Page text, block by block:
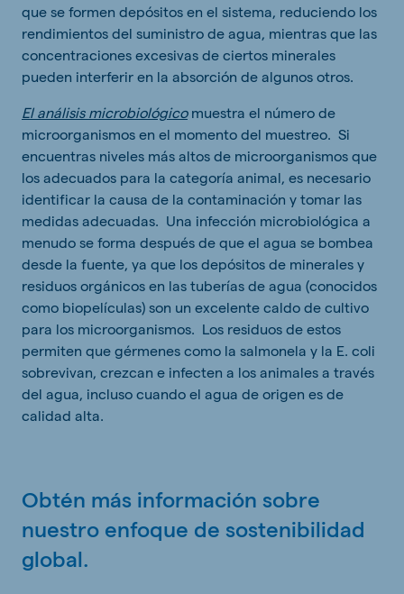
que se formen depósitos en el sistema, reduciendo los
rendimientos del suministro de agua, mientras que las
concentraciones excesivas de ciertos minerales
pueden interferir en la absorción de algunos otros.
El análisis microbiológicomuestra el número de
microorganismos en el momento del muestreo. Si
encuentras niveles más altos de microorganismos que
los adecuados para la categoría animal, es necesario
identificar la causa de la contaminación y tomar las
medidas adecuadas. Una infección microbiológica a
menudo se forma después de que el agua se bombea
desde la fuente, ya que los depósitos de minerales y
residuos orgánicos en las tuberías de agua (conocidos
como biopelículas) son un excelente caldo de cultivo
para los microorganismos. Los residuos de estos
permiten que gérmenes como la salmonela y la E. coli
sobrevivan, crezcan e infecten a los animales a través
del agua, incluso cuando el agua de origen es de
calidad alta.
Obtén más información sobre
nuestro enfoque de sostenibilidad
global.